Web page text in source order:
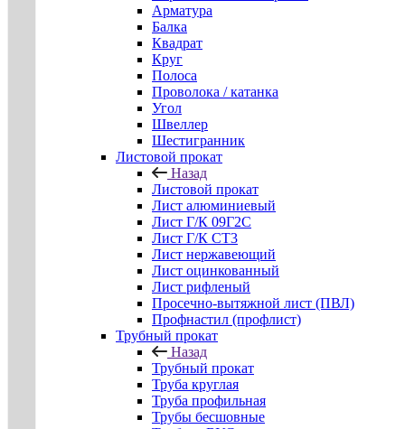
Арматура
Балка
Квадрат
Круг
Полоса
Проволока / катанка
Угол
Швеллер
Шестигранник
Листовой прокат
Назад
Листовой прокат
Лист алюминиевый
Лист Г/К 09Г2С
Лист Г/К СТ3
Лист нержавеющий
Лист оцинкованный
Лист рифленый
Просечно-вытяжной лист (ПВЛ)
Профнастил (профлист)
Трубный прокат
Назад
Трубный прокат
Труба круглая
Труба профильная
Трубы бесшовные